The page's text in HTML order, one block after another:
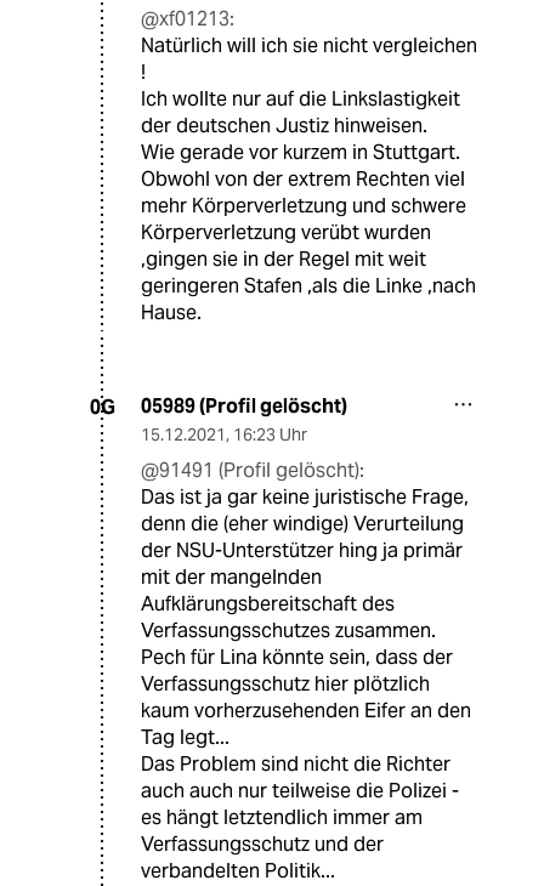
@xf01213:
Natürlich will ich sie nicht vergleichen
!
Ich wollte nur auf die Linkslastigkeit
der deutschen Justiz hinweisen.
Wie gerade vor kurzem in Stuttgart.
Obwohl von der extrem Rechten viel
mehr Körperverletzung und schwere
Körperverletzung verübt wurden
,gingen sie in der Regel mit weit
geringeren Stafen ,als die Linke ,nach
Hause.
0G 05989 (Profil gelöscht)
15.12.2021, 16:23 Uhr
@91491 (Profil gelöscht):
Das ist ja gar keine juristische Frage,
denn die (eher windige) Verurteilung
der NSU-Unterstützer hing ja primär
mit der mangelnden
Aufklärungsbereitschaft des
Verfassungsschutzes zusammen.
Pech für Lina könnte sein, dass der
Verfassungsschutz hier plötzlich
kaum vorherzusehenden Eifer an den
Tag legt...
Das Problem sind nicht die Richter
auch auch nur teilweise die Polizei -
es hängt letztendlich immer am
Verfassungsschutz und der
verbandelten Politik...